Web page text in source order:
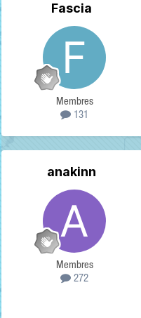
Fascia
Membres
131
anakinn
Membres
272